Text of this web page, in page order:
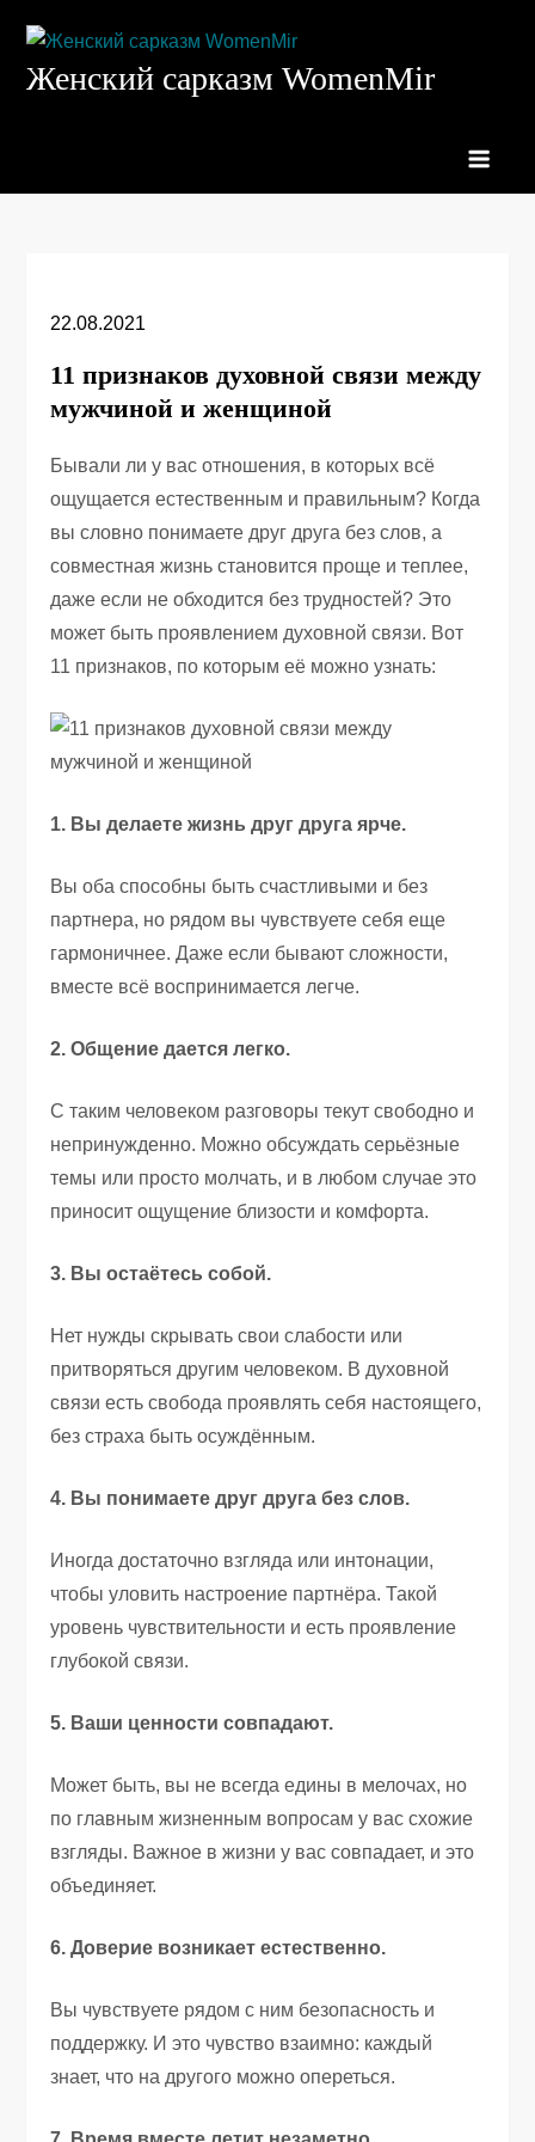
содержимому
Женский сарказм WomenMir
22.08.2021
11 признаков духовной связи между
мужчиной и женщиной
Бывали ли у вас отношения, в которых всё
ощущается естественным и правильным? Когда
вы словно понимаете друг друга без слов, а
совместная жизнь становится проще и теплее,
даже если не обходится без трудностей? Это
может быть проявлением духовной связи. Вот
11 признаков, по которым её можно узнать:
1. Вы делаете жизнь друг друга ярче.
Вы оба способны быть счастливыми и без
партнера, но рядом вы чувствуете себя еще
гармоничнее. Даже если бывают сложности,
вместе всё воспринимается легче.
2. Общение дается легко.
С таким человеком разговоры текут свободно и
непринужденно. Можно обсуждать серьёзные
темы или просто молчать, и в любом случае это
приносит ощущение близости и комфорта.
3. Вы остаётесь собой.
Нет нужды скрывать свои слабости или
притворяться другим человеком. В духовной
связи есть свобода проявлять себя настоящего,
без страха быть осуждённым.
4. Вы понимаете друг друга без слов.
Иногда достаточно взгляда или интонации,
чтобы уловить настроение партнёра. Такой
уровень чувствительности и есть проявление
глубокой связи.
5. Ваши ценности совпадают.
Может быть, вы не всегда едины в мелочах, но
по главным жизненным вопросам у вас схожие
взгляды. Важное в жизни у вас совпадает, и это
объединяет.
6. Доверие возникает естественно.
Вы чувствуете рядом с ним безопасность и
поддержку. И это чувство взаимно: каждый
знает, что на другого можно опереться.